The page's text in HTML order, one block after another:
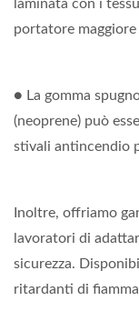
laminata con i
portatore
● La gomma
(neoprene) può
stivali antincendio
Inoltre, offriamo
lavoratori di
sicurezza.
ritardanti di